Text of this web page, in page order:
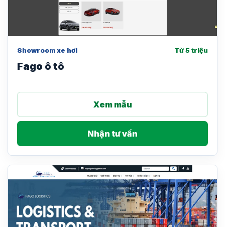
Showroom xe hơi Từ 5 triệu
Fago ô tô
Xem mẫu
Nhận tư vấn